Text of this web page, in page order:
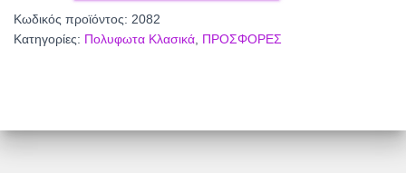
ποσότητα
Κωδικός προϊόντος: 2082
Κατηγορίες: Πολυφωτα Κλασικά ΠΡΟΣΦΟΡΕΣ